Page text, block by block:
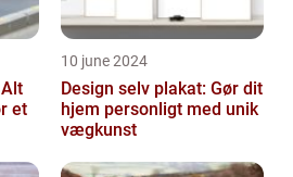
et
10 june 2024
Design selv plakat: Gør dit
hjem personligt med unik
vægkunst